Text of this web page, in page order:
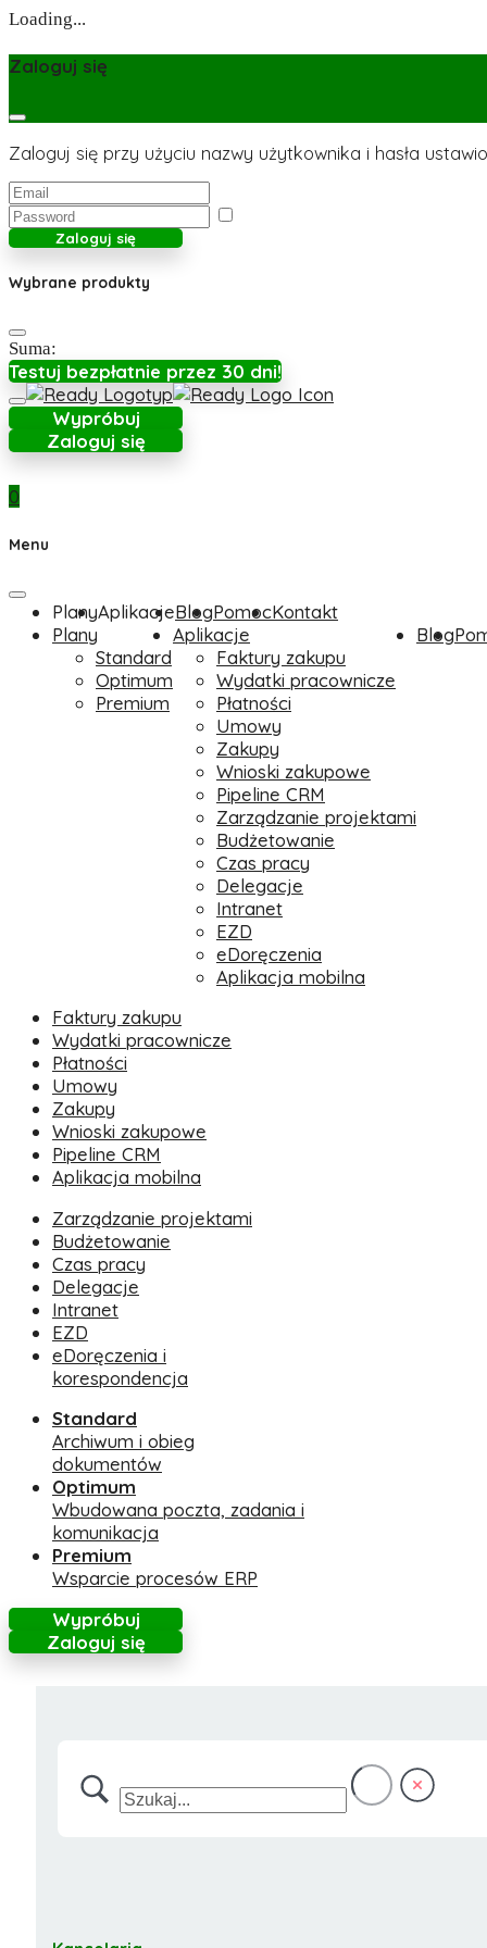
Loading...
Zaloguj się
Zaloguj się przy użyciu nazwy użytkownika i hasła
Zaloguj się
Wybrane produkty
Suma:
Testuj bezpłatnie przez 30 dni!
Wypróbuj
Zaloguj się
0
Menu
PlanyAplikacjeBlogPomocKontakt
Plany
Standard
Optimum
Premium
Aplikacje
Faktury zakupu
Wydatki pracownicze
Płatności
Umowy
Zakupy
Wnioski zakupowe
Pipeline CRM
Zarządzanie projektami
Budżetowanie
Czas pracy
Delegacje
Intranet
EZD
eDoręczenia
Aplikacja mobilna
Blog
Faktury zakupu
Wydatki pracownicze
Płatności
Umowy
Zakupy
Wnioski zakupowe
Pipeline CRM
Aplikacja mobilna
Zarządzanie projektami
Budżetowanie
Czas pracy
Delegacje
Intranet
EZD
eDoręczenia i
korespondencja
Standard
Archiwum i obieg
dokumentów
Optimum
Wbudowana poczta, zadania i
komunikacja
Premium
Wsparcie procesów ERP
Wypróbuj
Zaloguj się